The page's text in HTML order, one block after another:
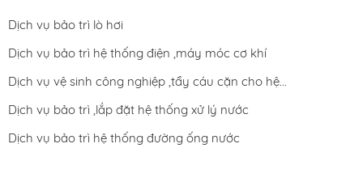
Dịch vụ bảo trì lò hơi
Dịch vụ bảo trì hệ thống điện ,máy móc cơ khí
Dịch vụ vệ sinh công nghiệp ,tẩy cáu cặn cho hệ...
Dịch vụ bảo trì ,lắp đặt hệ thống xử lý nước
Dịch vụ bảo trì hệ thống đường ống nước